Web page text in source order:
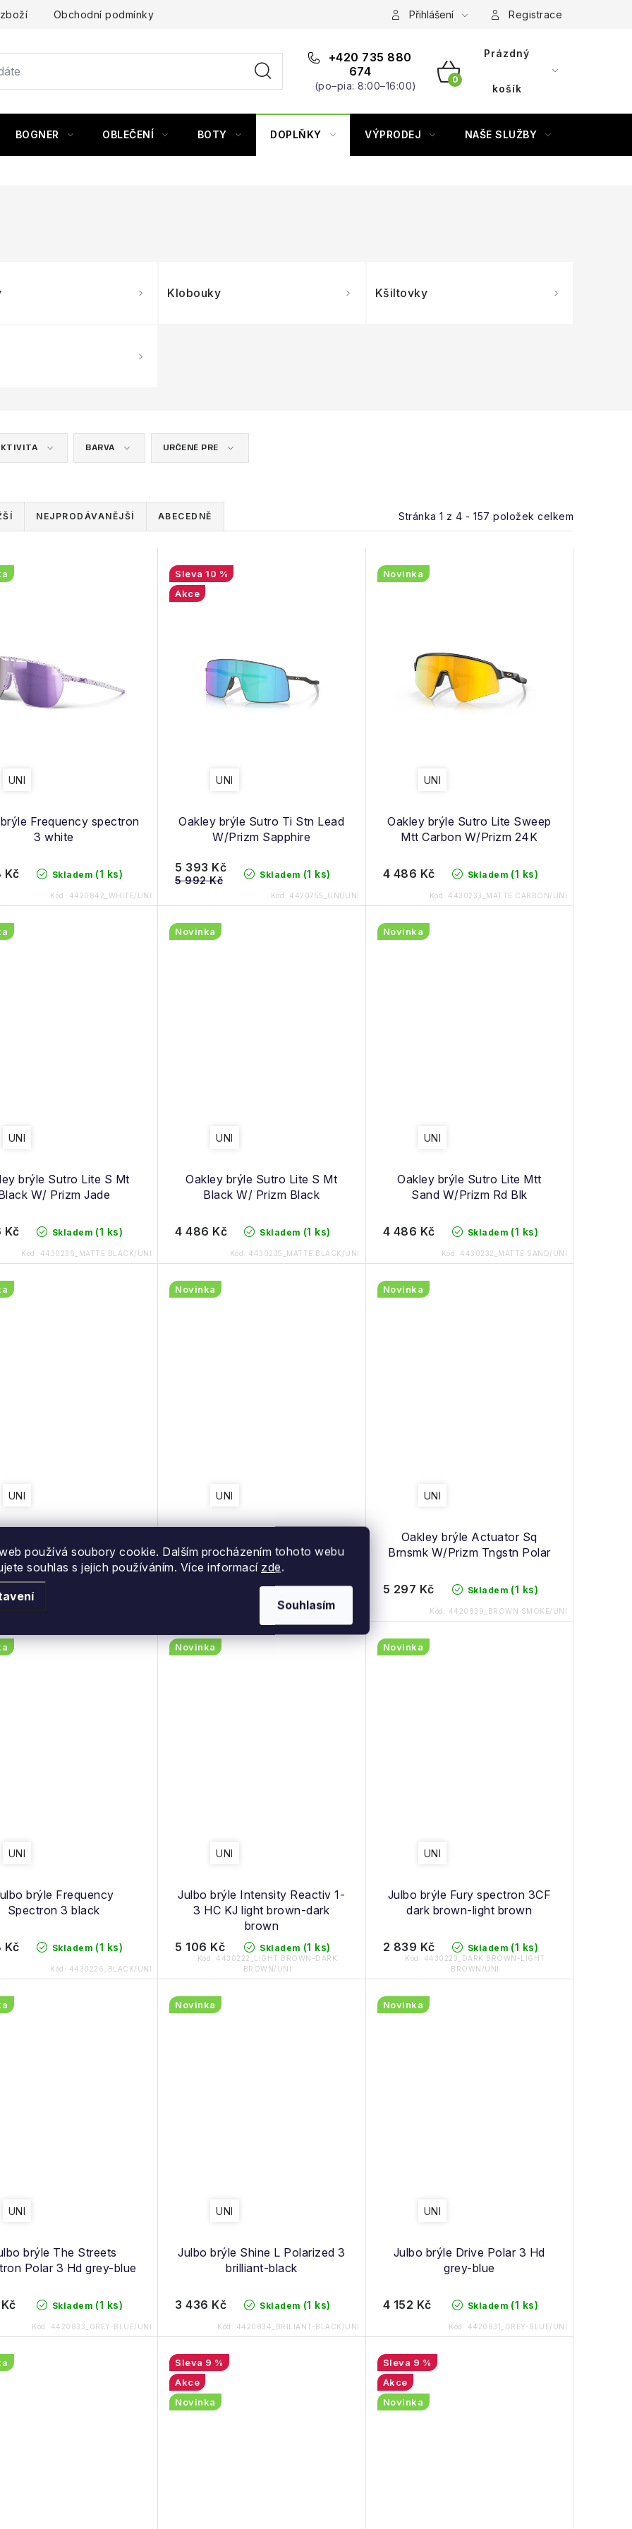
používá soubory cookie. Dalším procházením tohoto webu
souhlas s jejich používáním. Více informací zde.
Souhlasím
Obchodní podmínky Přihlášení Registrace
+420 735 880
674
(po–pia: 8:00–16:00) NÁKUPNÍ
Prázdný
košík
BOGNER OBLEČENÍ BOTY DOPLŇKY VÝPRODEJ NAŠE SLUŽBY
Klobouky Kšiltovky
BARVA URČENÉ PRE
Stránka 1 z 4 - 157 položek celkem
NEJPRODÁVANĚJŠÍ ABECEDNĚ
Frequency spectron
3 white
UNI
Skladem (1 ks)
Kč
Kód: 4420842_WHITE/UNI
Oakley brýle Sutro Ti Stn Lead
W/Prizm Sapphire
10 %
Akce
UNI
Skladem (1 ks)
5 393 Kč
5 992 Kč
Kód: 4420755_UNI/UNI
Oakley brýle Sutro Lite Sweep
Mtt Carbon W/Prizm 24K
Novinka
UNI
Skladem (1 ks)
4 486 Kč
Kód: 4430233_MATTE CARBON/UNI
brýle Sutro Lite S Mt
W/ Prizm Jade
UNI
Skladem (1 ks)
Kč
Kód: 4430236_MATTE BLACK/UNI
Oakley brýle Sutro Lite S Mt
Black W/ Prizm Black
Novinka
UNI
Skladem (1 ks)
4 486 Kč
Kód: 4430235_MATTE BLACK/UNI
Oakley brýle Sutro Lite Mtt
Sand W/Prizm Rd Blk
Novinka
UNI
Skladem (1 ks)
4 486 Kč
Kód: 4430232_MATTE SAND/UNI
W/ Prizm Black
UNI
W/ Prizm Black Polar
Novinka
UNI
Skladem (1 ks)
Kód:4420838_STEEL/UNI
Oakley brýle Actuator Sq
Brnsmk W/Prizm Tngstn Polar
Novinka
UNI
Skladem (1 ks)
5 297 Kč
Kód: 4420839_BROWN SMOKE/UNI
brýle Frequency
Spectron 3 black
UNI
Skladem (1 ks)
Kč
Kód: 4430226_BLACK/UNI
Julbo brýle Intensity Reactiv 1-
3 HC KJ light brown-dark
brown
Novinka
UNI
Skladem (1 ks)
5 106 Kč
Kód: 4430222_LIGHT BROWN-DARK
BROWN/UNI
Julbo brýle Fury spectron 3CF
dark brown-light brown
Novinka
UNI
Skladem (1 ks)
2 839 Kč
Kód: 4430223_DARK BROWN-LIGHT
BROWN/UNI
brýle The Streets
Polar 3 Hd grey-blue
UNI
Skladem (1 ks)
Kód: 4420833_GREY-BLUE/UNI
Julbo brýle Shine L Polarized 3
brilliant-black
Novinka
UNI
Skladem (1 ks)
3 436 Kč
Kód: 4420834_BRILIANT-BLACK/UNI
Julbo brýle Drive Polar 3 Hd
grey-blue
Novinka
UNI
Skladem (1 ks)
4 152 Kč
Kód: 4420831_GREY-BLUE/UNI
9 %
Akce
Novinka
9 %
Akce
Novinka